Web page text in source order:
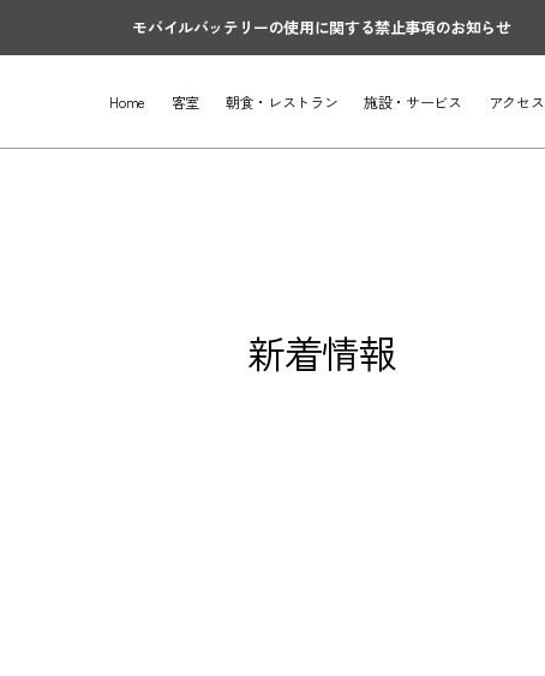
モバイルバッテリーの使用に関する禁止事項のお知らせ
Home 客室 朝食・レストラン 施設・サービス アクセス
新着情報